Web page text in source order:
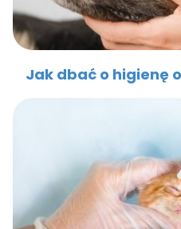
Jak dbać o higienę